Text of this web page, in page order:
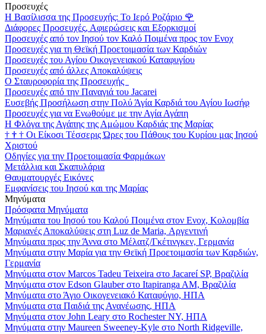
Προσευχές
Η Βασίλισσα της Προσευχής: Το Ιερό Ροζάριο 🌹
Διάφορες Προσευχές, Αφιερώσεις και Εξορκισμοί
Προσευχές από τον Ιησού τον Καλό Ποιμένα προς τον Ενοχ
Προσευχές για τη Θεϊκή Προετοιμασία των Καρδιών
Προσευχές του Αγίου Οικογενειακού Καταφυγίου
Προσευχές από άλλες Αποκαλύψεις
Ο Σταυροφορία της Προσευχής
Προσευχές από την Παναγιά του Jacarei
Ευσεβής Προσήλωση στην Πολύ Άγία Καρδιά του Αγίου Ιωσήφ
Προσευχές για να Ενωθούμε με την Αγία Αγάπη
Η Φλόγα της Αγάπης της Αμώμου Καρδιάς της Μαρίας
† † † Οι Είκοσι Τέσσερις Ώρες του Πάθους του Κυρίου μας Ιησού
Χριστού
Οδηγίες για την Προετοιμασία Φαρμάκων
Μετάλλια και Σκαπυλάρια
Θαυματουργές Εικόνες
Εμφανίσεις του Ιησού και της Μαρίας
Μηνύματα
Πρόσφατα Μηνύματα
Μηνύματα του Ιησού του Καλού Ποιμένα στον Ενοχ, Κολομβία
Μαριανές Αποκαλύψεις στη Luz de Maria, Αργεντινή
Μηνύματα προς την Άννα στο Μέλατζ/Γκέτινγκεν, Γερμανία
Μηνύματα στην Μαρία για την Θεϊκή Προετοιμασία των Καρδιών,
Γερμανία
Μηνύματα στον Marcos Tadeu Teixeira στο Jacareí SP, Βραζιλία
Μηνύματα στον Edson Glauber στο Itapiranga AM, Βραζιλία
Μηνύματα στο Άγιο Οικογενειακό Καταφύγιο, ΗΠΑ
Μηνύματα στα Παιδιά της Ανανέωσης, ΗΠΑ
Μηνύματα στον John Leary στο Rochester NY, ΗΠΑ
Μηνύματα στην Maureen Sweeney-Kyle στο North Ridgeville,